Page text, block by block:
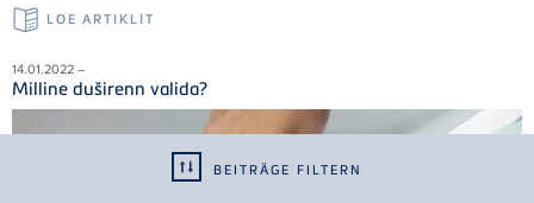
BEITRÄGE FILTERN
LOE ARTIKLIT
14.01.2022 –
Milline duširenn valida?